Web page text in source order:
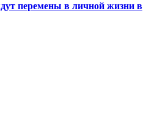
перемены в личной жизни в